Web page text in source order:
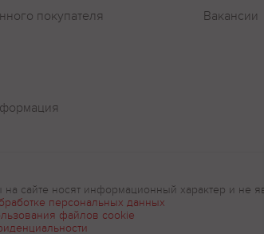
покупателя
Вакансии
на сайте носят информационный характер и не
персональных данных
файлов cookie